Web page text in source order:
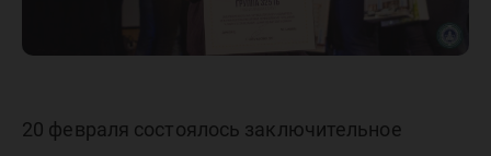
20 февраля состоялось заключительное